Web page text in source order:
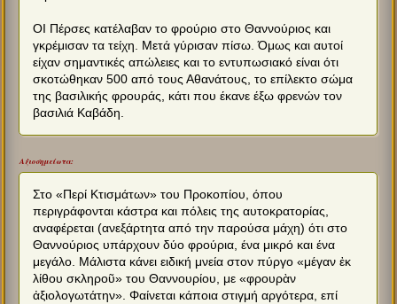
ΟΙ Πέρσες κατέλαβαν το φρούριο στο Θαννούριος και
γκρέμισαν τα τείχη. Μετά γύρισαν πίσω. Όμως και αυτοί
είχαν σημαντικές απώλειες και το εντυπωσιακό είναι ότι
σκοτώθηκαν 500 από τους Αθανάτους, το επίλεκτο σώμα
της βασιλικής φρουράς, κάτι που έκανε έξω φρενών τον
βασιλιά Καβάδη.
Αξιοσημείωτα:
Στο «Περί Κτισμάτων» του Προκοπίου, όπου
περιγράφονται κάστρα και πόλεις της αυτοκρατορίας,
αναφέρεται (ανεξάρτητα από την παρούσα μάχη) ότι στο
Θαννούριος υπάρχουν δύο φρούρια, ένα μικρό και ένα
μεγάλο. Μάλιστα κάνει ειδική μνεία στον πύργο «μέγαν ἐκ
λίθου σκληροῦ» του Θαννουρίου, με «φρουρὰν
ἀξιολογωτάτην». Φαίνεται κάποια στιγμή αργότερα, επί